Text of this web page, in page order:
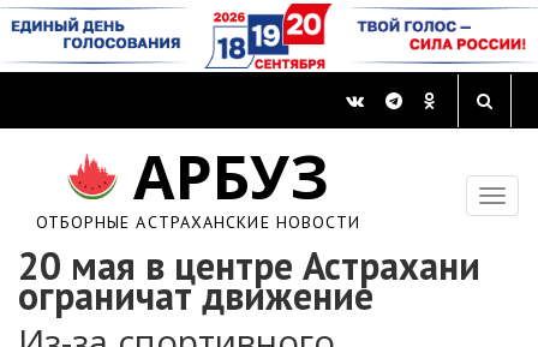
АРБУЗ
ОТБОРНЫЕ АСТРАХАНСКИЕ НОВОСТИ
20 мая в центре Астрахани
ограничат движение